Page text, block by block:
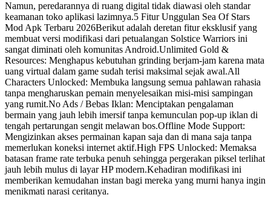
Namun, peredarannya di ruang digital tidak diawasi oleh standar
keamanan toko aplikasi lazimnya.5 Fitur Unggulan Sea Of Stars
Mod Apk Terbaru 2026Berikut adalah deretan fitur eksklusif yang
membuat versi modifikasi dari petualangan Solstice Warriors ini
sangat diminati oleh komunitas Android.Unlimited Gold &
Resources: Menghapus kebutuhan grinding berjam-jam karena mata
uang virtual dalam game sudah terisi maksimal sejak awal.All
Characters Unlocked: Membuka langsung semua pahlawan rahasia
tanpa mengharuskan pemain menyelesaikan misi-misi sampingan
yang rumit.No Ads / Bebas Iklan: Menciptakan pengalaman
bermain yang jauh lebih imersif tanpa kemunculan pop-up iklan di
tengah pertarungan sengit melawan bos.Offline Mode Support:
Mengizinkan akses permainan kapan saja dan di mana saja tanpa
memerlukan koneksi internet aktif.High FPS Unlocked: Memaksa
batasan frame rate terbuka penuh sehingga pergerakan piksel terlihat
jauh lebih mulus di layar HP modern.Kehadiran modifikasi ini
memberikan kemudahan instan bagi mereka yang murni hanya ingin
menikmati narasi ceritanya.